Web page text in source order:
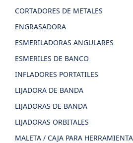
CORTADORES DE METALES
ENGRASADORA
ESMERILADORAS ANGULARES
ESMERILES DE BANCO
INFLADORES PORTATILES
LIJADORA DE BANDA
LIJADORAS DE BANDA
LIJADORAS ORBITALES
MALETA / CAJA PARA